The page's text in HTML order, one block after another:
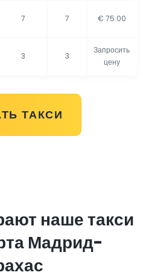
7 7 € 75.00
3 3
Запросить
цену
ТАКСИ
наше такси
Мадрид-